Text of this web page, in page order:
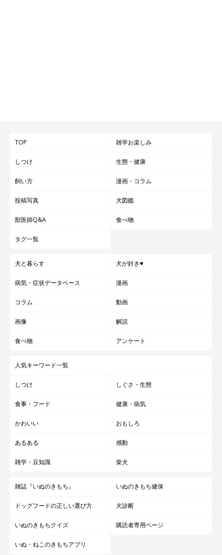
TOP 雑学お楽しみ
しつけ 生態・健康
飼い方 漫画・コラム
投稿写真 犬図鑑
獣医師Q&A 食べ物
タグ一覧
犬と暮らす 犬が好き♥
病気・症状データベース 漫画
コラム 動画
画像 解説
食べ物 アンケート
人気キーワード一覧
しつけ しぐさ・生態
食事・フード 健康・病気
かわいい おもしろ
あるある 感動
雑学・豆知識 柴犬
雑誌『いぬのきもち』 いぬのきもち健保
ドッグフードの正しい選び方 犬診断
いぬのきもちクイズ 購読者専用ページ
いぬ・ねこのきもちアプリ